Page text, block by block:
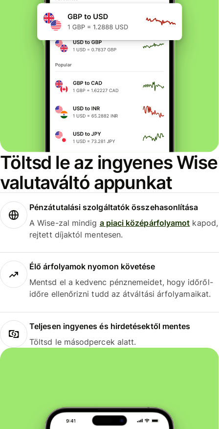
Töltsd le az ingyenes Wise
valutaváltó appunkat
Pénzátutalási szolgáltatók összehasonlítása
A Wise-zal mindig a piaci középárfolyamot kapod,
rejtett díjaktól mentesen.
Élő árfolyamok nyomon követése
Mentsd el a kedvenc pénznemeidet, hogy időről-
időre ellenőrizni tudd az átváltási árfolyamaikat.
Teljesen ingyenes és hirdetésektől mentes
Töltsd le másodpercek alatt.